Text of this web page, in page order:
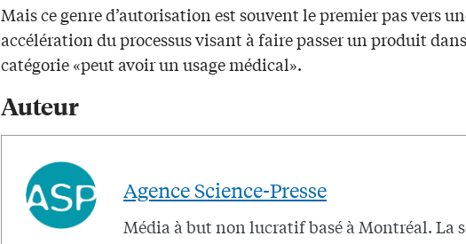
Mais ce genre d’autorisation est souvent le premier pas vers
accélération du processus visant à faire passer un produit
catégorie «peut avoir un usage médical».
Auteur
Agence Science-Presse
Média à but non lucratif basé à Montréal. La